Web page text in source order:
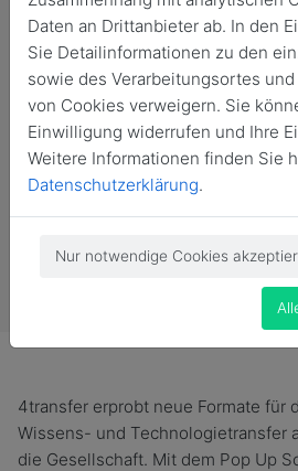
Vergangene
4transfer erprobt neue Formate für
Wissens- und Technologietransfer
die Gesellschaft. Mit dem Pop Up
Daten an Drittanbieter ab. In den
Sie Detailinformationen zu den
sowie des Verarbeitungsortes
von Cookies verweigern. Sie
Einwilligung widerrufen und Ihre
Weitere Informationen finden Sie
Datenschutzerklärung.
Nur notwendige Cookies